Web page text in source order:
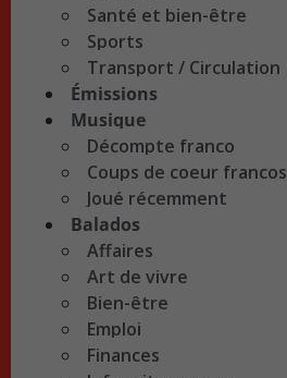
Santé et bien-être
Sports
Transport / Circulation
Émissions
Musique
Décompte franco
Coups de coeur francos
Joué récemment
Balados
Affaires
Art de vivre
Bien-être
Emploi
Finances